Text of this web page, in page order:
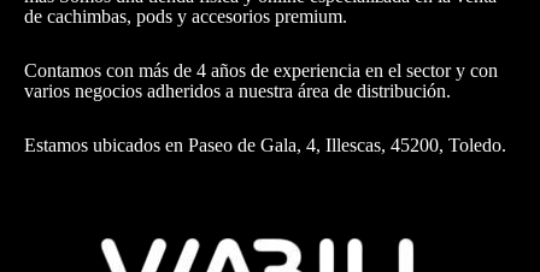
de cachimbas, pods y accesorios premium.
Contamos con más de 4 años de experiencia en el sector y con
varios negocios adheridos a nuestra área de distribución.
Estamos ubicados en Paseo de Gala, 4, Illescas, 45200, Toledo.